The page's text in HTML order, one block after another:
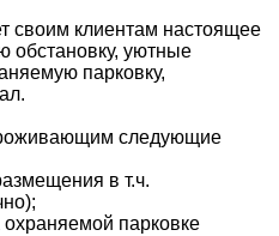
своим клиентам настоящее
обстановку, уютные
парковку,
следующие
в т.ч.
парковке